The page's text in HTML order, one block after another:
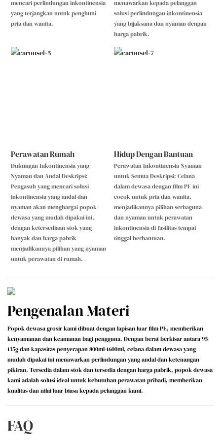
mencari perlindungan inkontinensia
yang terjangkau untuk penghuni
pria dan wanita.
menawarkan kepada pelanggan
solusi perlindungan inkontinensia
yang bijaksana dan nyaman dengan
harga pabrik.
Perawatan Rumah
Dukungan Inkontinensia yang
Nyaman dan Andal Deskripsi:
Pengasuh yang mencari solusi
inkontinensia yang andal dan
nyaman akan menghargai popok
dewasa yang mudah dipakai ini,
dengan ketersediaan stok yang
banyak dan harga pabrik
menjadikannya pilihan yang nyaman
untuk perawatan di rumah.
Hidup Dengan Bantuan
Perawatan Inkontinensia Nyaman
untuk Semua Deskripsi: Celana
dalam dewasa dengan film PE ini
cocok untuk pria dan wanita,
menjadikannya pilihan serbaguna
dan nyaman untuk perawatan
inkontinensia di fasilitas tempat
tinggal berbantuan.
Pengenalan Materi
Popok dewasa grosir kami dibuat dengan lapisan luar film PE, memberikan
kenyamanan dan keamanan bagi pengguna. Dengan berat berkisar antara 95-
135g dan kapasitas penyerapan 800ml-1600ml, celana dalam dewasa yang
mudah dipakai ini menawarkan perlindungan yang andal dan ketenangan
pikiran. Tersedia dalam stok dan tersedia dengan harga pabrik, popok dewasa
kami adalah solusi ideal untuk kebutuhan perawatan pribadi, memberikan
kualitas dan nilai luar biasa kepada pelanggan kami.
FAQ